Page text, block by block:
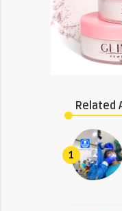
Related
1